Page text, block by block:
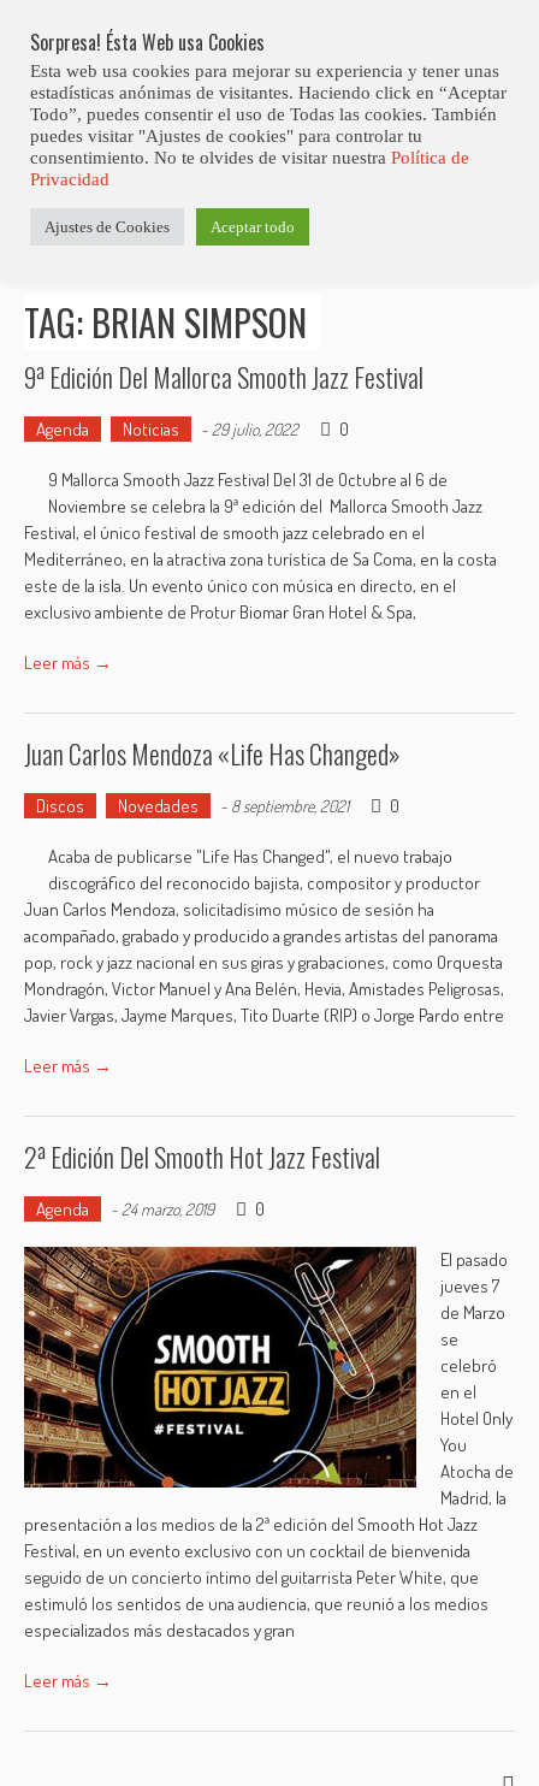
content
Club Contest.
Posts tagged "Brian Simpson"
TAG: BRIAN SIMPSON
9ª Edición Del Mallorca Smooth Jazz Festival
Agenda Noticias - 29 julio, 2022 0
9 Mallorca Smooth Jazz Festival Del 31 de Octubre al 6 de
Noviembre se celebra la 9ª edición del Mallorca Smooth Jazz
Festival, el único festival de smooth jazz celebrado en el
Mediterráneo, en la atractiva zona turística de Sa Coma, en la costa
este de la isla. Un evento único con música en directo, en el
exclusivo ambiente de Protur Biomar Gran Hotel & Spa,
Leer más →
Juan Carlos Mendoza «Life Has Changed»
Discos Novedades - 8 septiembre, 2021 0
Acaba de publicarse "Life Has Changed", el nuevo trabajo
discográfico del reconocido bajista, compositor y productor
Juan Carlos Mendoza, solicitadísimo músico de sesión ha
acompañado, grabado y producido a grandes artistas del panorama
pop, rock y jazz nacional en sus giras y grabaciones, como Orquesta
Mondragón, Victor Manuel y Ana Belén, Hevia, Amistades Peligrosas,
Javier Vargas, Jayme Marques, Tito Duarte (RIP) o Jorge Pardo entre
Leer más →
2ª Edición Del Smooth Hot Jazz Festival
Agenda - 24 marzo, 2019 0
El pasado
jueves 7
de Marzo
se
celebró
en el
Hotel Only
You
Atocha de
Madrid, la
presentación a los medios de la 2ª edición del Smooth Hot Jazz
Festival, en un evento exclusivo con un cocktail de bienvenida
seguido de un concierto íntimo del guitarrista Peter White, que
estimuló los sentidos de una audiencia, que reunió a los medios
especializados más destacados y gran
Leer más →
Sorpresa! Ésta Web usa Cookies
Esta web usa cookies para mejorar su experiencia y tener unas
estadísticas anónimas de visitantes. Haciendo click en “Aceptar
Todo”, puedes consentir el uso de Todas las cookies. También
puedes visitar "Ajustes de cookies" para controlar tu
consentimiento. No te olvides de visitar nuestra Política de
Privacidad
Ajustes de Cookies Aceptar todo